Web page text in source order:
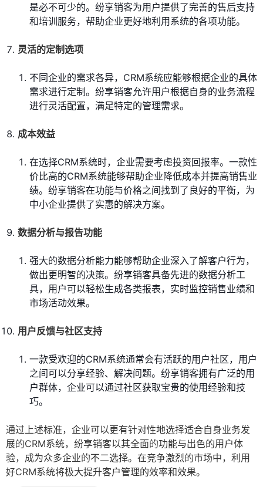
是必不可少的。纷享销客为用户提供了完善的售后支持
和培训服务，帮助企业更好地利用系统的各项功能。
灵活的定制选项
不同企业的需求各异，CRM系统应能够根据企业的具体
需求进行定制。纷享销客允许用户根据自身的业务流程
进行灵活配置，满足特定的管理需求。
成本效益
在选择CRM系统时，企业需要考虑投资回报率。一款性
价比高的CRM系统能够帮助企业降低成本并提高销售业
绩。纷享销客在功能与价格之间找到了良好的平衡，为
中小企业提供了实惠的解决方案。
数据分析与报告功能
强大的数据分析能力能够帮助企业深入了解客户行为，
做出更明智的决策。纷享销客具备先进的数据分析工
具，用户可以轻松生成各类报表，实时监控销售业绩和
市场活动效果。
用户反馈与社区支持
一款受欢迎的CRM系统通常会有活跃的用户社区，用户
之间可以分享经验、解决问题。纷享销客拥有广泛的用
户群体，企业可以通过社区获取宝贵的使用经验和技
巧。
通过上述标准，企业可以更有针对性地选择适合自身业务发
展的CRM系统，纷享销客以其全面的功能与出色的用户体
验，成为众多企业的不二选择。在竞争激烈的市场中，利用
好CRM系统将极大提升客户管理的效率和效果。